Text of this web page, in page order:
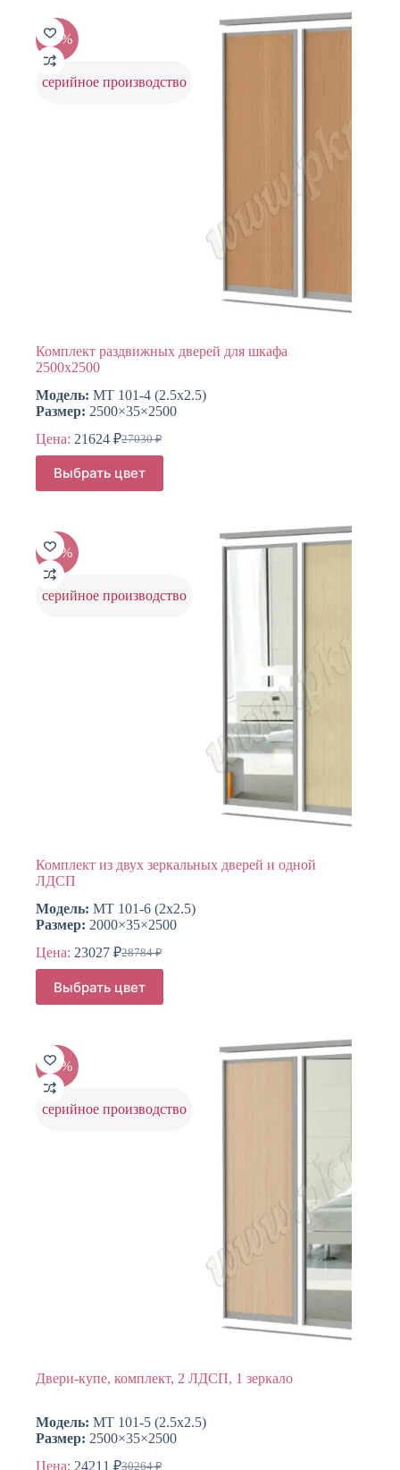
Опции
можно
выбрать
на
странице
-20%
серийное производство
Комплект раздвижных дверей для шкафа
2500х2500
Модель: МТ 101-4 (2.5х2.5)
Размер: 2500×35×2500
Цена:
27030₽
Первоначальная
цена
составляла
27030 ₽.
21624 ₽Текущая
цена:
21624 ₽.
Выбрать цвет
Этот
товар
имеет
Опции
можно
выбрать
на
странице
-20%
серийное производство
Комплект из двух зеркальных дверей и одной
ЛДСП
Модель: МТ 101-6 (2х2.5)
Размер: 2000×35×2500
Цена:
28784₽
Первоначальная
составляла
28784 ₽.
23027 ₽Текущая
23027 ₽.
Выбрать цвет
Этот
товар
имеет
Опции
можно
выбрать
на
странице
-20%
серийное производство
Двери-купе, комплект, 2 ЛДСП, 1 зеркало
Модель: МТ 101-5 (2.5х2.5)
Размер: 2500×35×2500
Цена:
30264₽
24211 ₽